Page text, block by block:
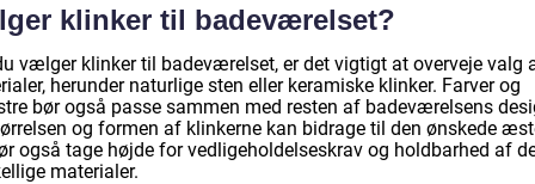
klinker til badeværelset?
vælger klinker til badeværelset, er det vigtigt at overveje valg
herunder naturlige sten eller keramiske klinker. Farver og
bør også passe sammen med resten af badeværelsens
og formen af klinkerne kan bidrage til den ønskede
også tage højde for vedligeholdelseskrav og holdbarhed af
materialer.